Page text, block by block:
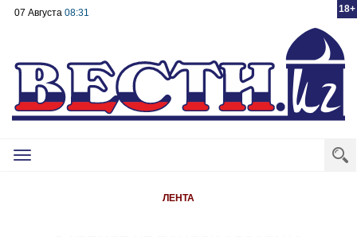
18+
07 Августа 08:31
Toggle
ЛЕНТА